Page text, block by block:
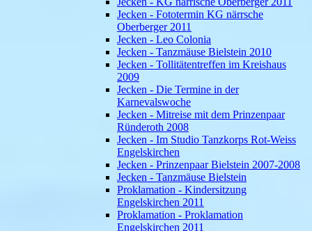
Jecken - Fototermin KG närrsche
Oberberger 2011
Jecken - Leo Colonia
Jecken - Tanzmäuse Bielstein 2010
Jecken - Tollitätentreffen im Kreishaus
2009
Jecken - Die Termine in der
Karnevalswoche
Jecken - Mitreise mit dem Prinzenpaar
Ründeroth 2008
Jecken - Im Studio Tanzkorps Rot-Weiss
Engelskirchen
Jecken - Prinzenpaar Bielstein 2007-2008
Jecken - Tanzmäuse Bielstein
Proklamation - Kindersitzung
Engelskirchen 2011
Proklamation - Proklamation
Engelskirchen 2011